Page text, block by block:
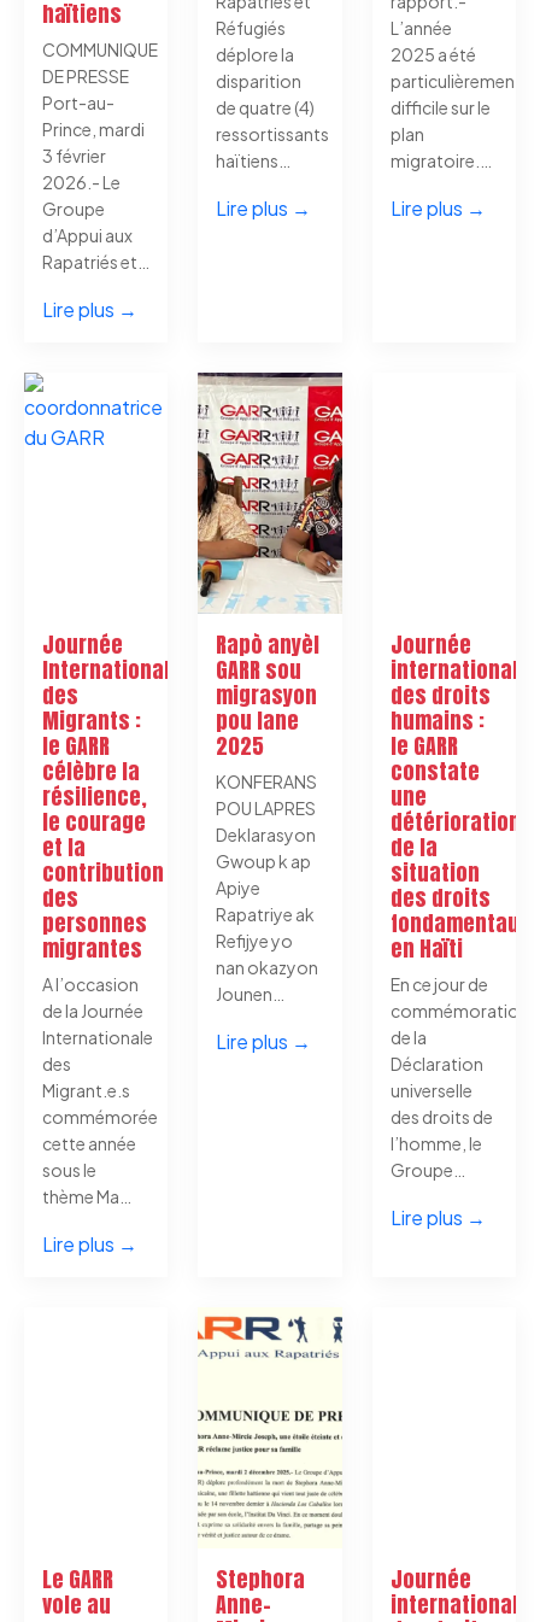
haïtiens
COMMUNIQUE
DE PRESSE
Port-au-
Prince, mardi
3 février
2026.- Le
Groupe
d’Appui aux
Rapatriés et…
Lire plus →
Réfugiés
déplore la
disparition
de quatre (4)
ressortissants
haïtiens…
Lire plus →
L’année
2025 a été
particulièrement
difficile sur le
plan
migratoire.…
Lire plus →
Journée
Internationale
des
Migrants :
le GARR
célèbre la
résilience,
le courage
et la
contribution
des
personnes
migrantes
A l’occasion
de la Journée
Internationale
des
Migrant.e.s
commémorée
cette année
sous le
thème Ma…
Lire plus →
Rapò anyèl
GARR sou
migrasyon
pou lane
2025
KONFERANS
POU LAPRES
Deklarasyon
Gwoup k ap
Apiye
Rapatriye ak
Refijye yo
nan okazyon
Jounen…
Lire plus →
Journée
internationale
des droits
humains :
le GARR
constate
une
détérioration
de la
situation
des droits
fondamentaux
en Haïti
En ce jour de
commémoration
de la
Déclaration
universelle
des droits de
l’homme, le
Groupe…
Lire plus →
Le GARR
vole au
Stephora
Anne-
Journée
internationale